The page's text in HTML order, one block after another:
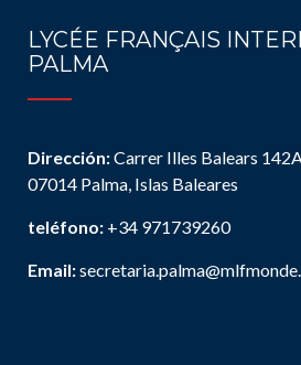
LYCÉE FRANÇAIS
PALMA
Dirección:Carrer Illes Balears
07014 Palma, Islas Baleares
teléfono: +34 971739260
Email: